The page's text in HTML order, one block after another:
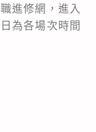
進修網，進入
為各場次時間